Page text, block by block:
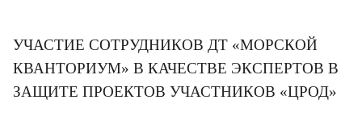
РАСПИСАНИЕ
УЧАСТИЕ СОТРУДНИКОВ ДТ «МОРСКОЙ
КВАНТОРИУМ» В КАЧЕСТВЕ ЭКСПЕРТОВ В
ЗАЩИТЕ ПРОЕКТОВ УЧАСТНИКОВ «ЦРОД»